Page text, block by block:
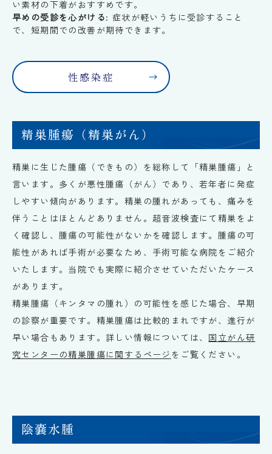
い素材の下着がおすすめです。
早めの受診を心がける: 症状が軽いうちに受診すること
で、短期間での改善が期待できます。
性感染症
精巣腫瘍（精巣がん）
精巣に生じた腫瘍（できもの）を総称して「精巣腫瘍」と
言います。多くが悪性腫瘍（がん）であり、若年者に発症
しやすい傾向があります。精巣の腫れがあっても、痛みを
伴うことはほとんどありません。超音波検査にて精巣をよ
く確認し、腫瘍の可能性がないかを確認します。腫瘍の可
能性があれば手術が必要なため、手術可能な病院をご紹介
いたします。当院でも実際に紹介させていただいたケース
があります。
精巣腫瘍（キンタマの腫れ）の可能性を感じた場合、早期
の診察が重要です。精巣腫瘍は比較的まれですが、進行が
早い場合もあります。詳しい情報については、 国立がん研
究センターの精巣腫瘍に関するページ をご覧ください。
陰嚢水腫